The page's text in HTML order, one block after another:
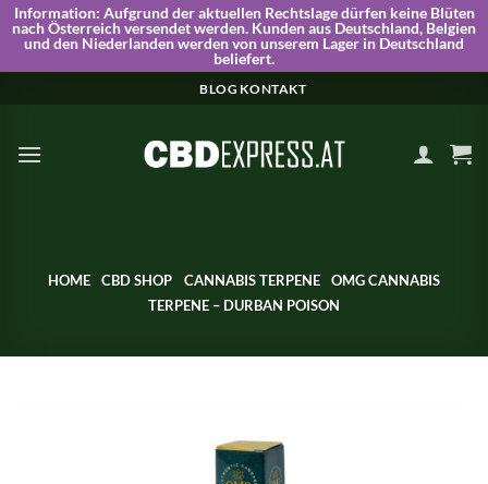
Information: Aufgrund der aktuellen Rechtslage dürfen keine Blüten
nach Österreich versendet werden. Kunden aus Deutschland, Belgien
und den Niederlanden werden von unserem Lager in Deutschland
beliefert.
BLOG KONTAKT
HOME CBD SHOP CANNABIS TERPENE
OMG CANNABIS
TERPENE – DURBAN POISON